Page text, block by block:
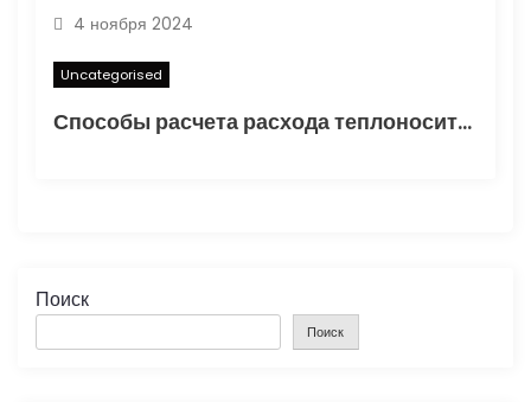
4 ноября 2024
Uncategorised
Способы расчета расхода теплоносителя для системы отопления
Поиск
Поиск